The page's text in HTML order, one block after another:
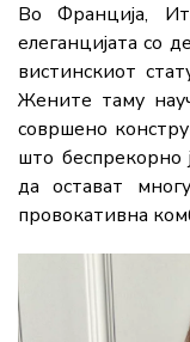
Во Франција,
елеганцијата со
вистинскиот
Жените таму
совршено
што беспрекорно
да остават
провокативна